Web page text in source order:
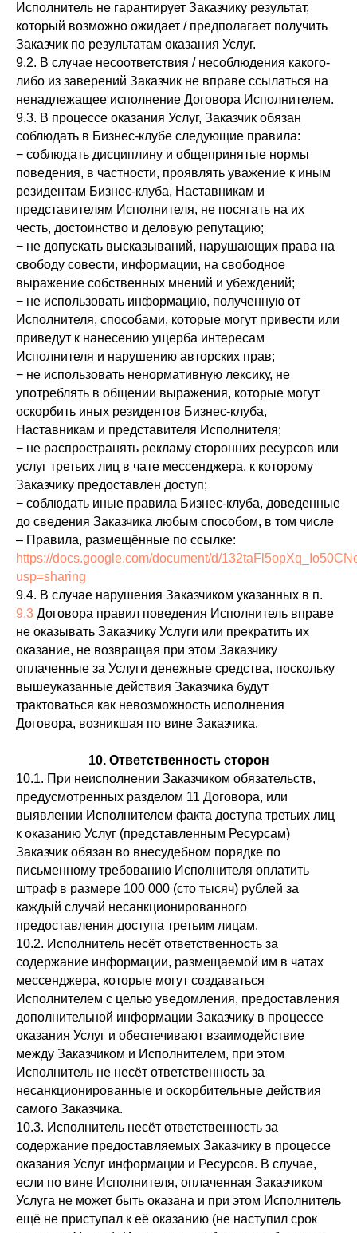
Исполнитель не гарантирует Заказчику результат,
который возможно ожидает / предполагает получить
Заказчик по результатам оказания Услуг.
9.2. В случае несоответствия / несоблюдения какого-
либо из заверений Заказчик не вправе ссылаться на
ненадлежащее исполнение Договора Исполнителем.
9.3. В процессе оказания Услуг, Заказчик обязан
соблюдать в Бизнес-клубе следующие правила:
− соблюдать дисциплину и общепринятые нормы
поведения, в частности, проявлять уважение к иным
резидентам Бизнес-клуба, Наставникам и
представителям Исполнителя, не посягать на их
честь, достоинство и деловую репутацию;
− не допускать высказываний, нарушающих права на
свободу совести, информации, на свободное
выражение собственных мнений и убеждений;
− не использовать информацию, полученную от
Исполнителя, способами, которые могут привести или
приведут к нанесению ущерба интересам
Исполнителя и нарушению авторских прав;
− не использовать ненормативную лексику, не
употреблять в общении выражения, которые могут
оскорбить иных резидентов Бизнес-клуба,
Наставникам и представителя Исполнителя;
− не распространять рекламу сторонних ресурсов или
услуг третьих лиц в чате мессенджера, к которому
Заказчику предоставлен доступ;
− соблюдать иные правила Бизнес-клуба, доведенные
до сведения Заказчика любым способом, в том числе
– Правила, размещённые по ссылке:
https://docs.google.com/document/d/
usp=sharing
9.4. В случае нарушения Заказчиком указанных в п.
9.3 Договора правил поведения Исполнитель вправе
не оказывать Заказчику Услуги или прекратить их
оказание, не возвращая при этом Заказчику
оплаченные за Услуги денежные средства, поскольку
вышеуказанные действия Заказчика будут
трактоваться как невозможность исполнения
Договора, возникшая по вине Заказчика.
10. Ответственность сторон
10.1. При неисполнении Заказчиком обязательств,
предусмотренных разделом 11 Договора, или
выявлении Исполнителем факта доступа третьих лиц
к оказанию Услуг (представленным Ресурсам)
Заказчик обязан во внесудебном порядке по
письменному требованию Исполнителя оплатить
штраф в размере 100 000 (сто тысяч) рублей за
каждый случай несанкционированного
предоставления доступа третьим лицам.
10.2. Исполнитель несёт ответственность за
содержание информации, размещаемой им в чатах
мессенджера, которые могут создаваться
Исполнителем с целью уведомления, предоставления
дополнительной информации Заказчику в процессе
оказания Услуг и обеспечивают взаимодействие
между Заказчиком и Исполнителем, при этом
Исполнитель не несёт ответственность за
несанкционированные и оскорбительные действия
самого Заказчика.
10.3. Исполнитель несёт ответственность за
содержание предоставляемых Заказчику в процессе
оказания Услуг информации и Ресурсов. В случае,
если по вине Исполнителя, оплаченная Заказчиком
Услуга не может быть оказана и при этом Исполнитель
ещё не приступал к её оказанию (не наступил срок